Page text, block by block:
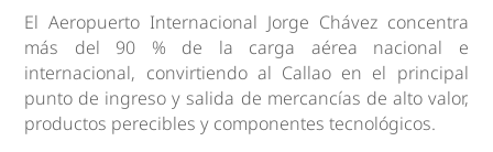
El Aeropuerto Internacional Jorge Chávez concentra
más del 90 % de la carga aérea nacional e
internacional, convirtiendo al Callao en el principal
punto de ingreso y salida de mercancías de alto valor,
productos perecibles y componentes tecnológicos.